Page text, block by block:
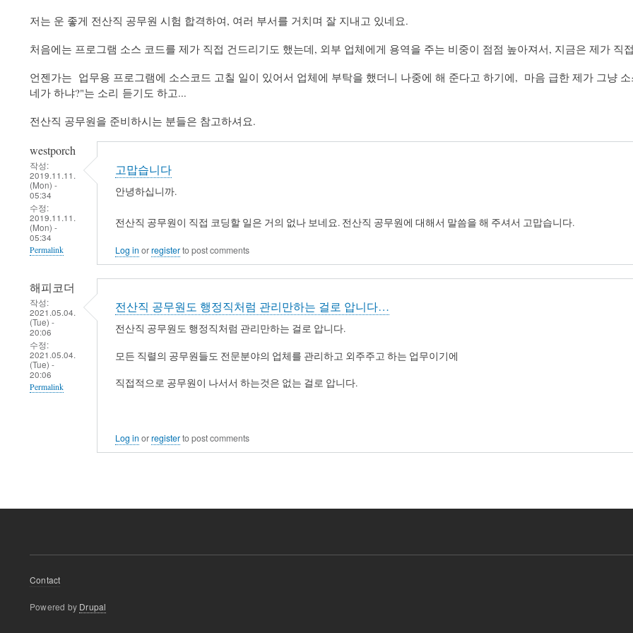
저는 운 좋게 전산직 공무원 시험 합격하여, 여러 부서를 거치며 잘 지내고 있네요.
처음에는 프로그램 소스 코드를 제가 직접 건드리기도 했는데, 외부 업체에게 용역을 주는 비중이 점점 높아져서, 지금은 제가 직
언젠가는 업무용 프로그램에 소스코드 고칠 일이 있어서 업체에 부탁을 했더니 나중에 해 준다고 하기에, 마음 급한 제가 그냥
네가 하냐?"는 소리 듣기도 하고...
전산직 공무원을 준비하시는 분들은 참고하셔요.
westporch
작성:
2019.11.11.
(Mon) -
05:34
수정:
2019.11.11.
(Mon) -
05:34
Permalink
고맙습니다
안녕하십니까.
전산직 공무원이 직접 코딩할 일은 거의 없나 보네요. 전산직 공무원에 대해서 말씀을 해 주셔서 고맙습니다.
Log in orregisterto post comments
해피코더
작성:
2021.05.04.
(Tue) -
20:06
수정:
2021.05.04.
(Tue) -
20:06
Permalink
전산직 공무원도 행정직처럼 관리만하는 걸로 압니다…
전산직 공무원도 행정직처럼 관리만하는 걸로 압니다.
모든 직렬의 공무원들도 전문분야의 업체를 관리하고 외주주고 하는 업무이기에
직접적으로 공무원이 나서서 하는것은 없는 걸로 압니다.
Log in orregisterto post comments
Footer
Contact
Powered by Drupal